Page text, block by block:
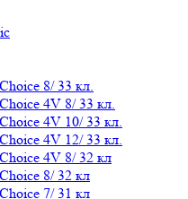
8/ 33 кл.
4V 8/ 33 кл.
4V 10/ 33 кл.
4V 12/ 33 кл.
4V 8/ 32 кл
8/ 32 кл
7/ 31 кл